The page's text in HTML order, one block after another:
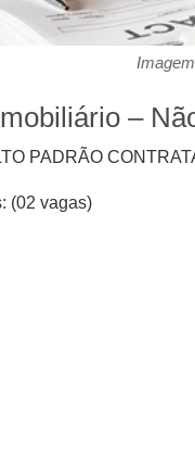
–
PADRÃO
(02 vagas)